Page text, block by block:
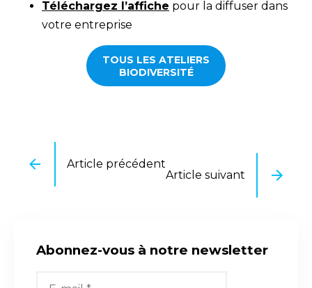
Téléchargez l’affiche pour la diffuser dans
votre entreprise
TOUS LES ATELIERS
BIODIVERSITÉ
Article précédent
Article suivant
Abonnez-vous à notre newsletter